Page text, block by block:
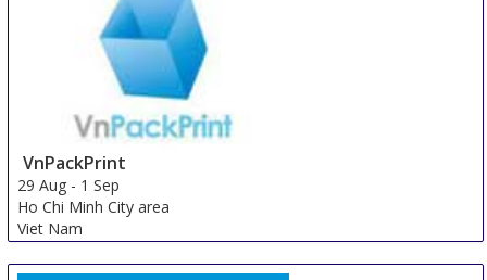
VnPackPrint
29 Aug - 1 Sep
Ho Chi Minh City area
Viet Nam